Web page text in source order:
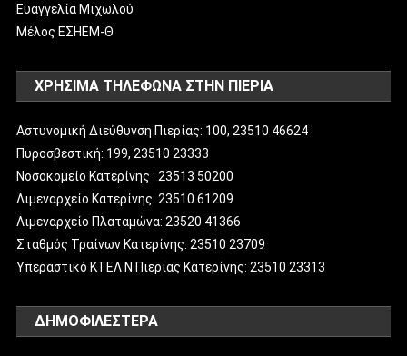
Ευαγγελία Μιχωλού
Μέλος ΕΣΗΕΜ-Θ
ΧΡΗΣΙΜΑ ΤΗΛΕΦΩΝΑ ΣΤΗΝ ΠΙΕΡΙΑ
Αστυνομική Διεύθυνση Πιερίας: 100, 23510 46624
Πυροσβεστική: 199, 23510 23333
Νοσοκομείο Κατερίνης : 23513 50200
Λιμεναρχείο Κατερίνης: 23510 61209
Λιμεναρχείο Πλαταμώνα: 23520 41366
Σταθμός Τραίνων Κατερίνης: 23510 23709
Υπεραστικό ΚΤΕΛ Ν.Πιερίας Κατερίνης: 23510 23313
ΔΗΜΟΦΙΛΈΣΤΕΡΑ